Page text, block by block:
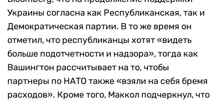
Украины согласна как Республиканская, так и
Демократическая партии. В то же время он
отметил, что республиканцы хотят «видеть
больше подотчетности и надзора», тогда как
Вашингтон рассчитывает на то, чтобы
партнеры по НАТО также «взяли на себя бремя
расходов». Кроме того, Маккол подчеркнул, что